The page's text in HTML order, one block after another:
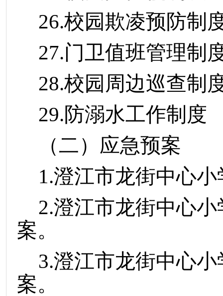
26.校园欺凌预防制
27.门卫值班管理制
28.校园周边巡查制
29.防溺水工作制度
（二）应急预案
1.澄江市龙街中心
2.澄江市龙街中心
案。
3.澄江市龙街中心
案。